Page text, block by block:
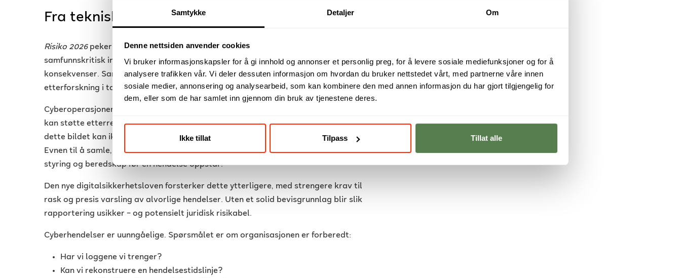
Samtykke Detaljer Om
Denne nettsiden anvender cookies
Vi bruker informasjonskapsler for å gi innhold og annonser et personlig preg, for å levere sosiale mediefunksjoner og for å
analysere trafikken vår. Vi deler dessuten informasjon om hvordan du bruker nettstedet vårt, med partnerne våre innen
sosiale medier, annonsering og analysearbeid, som kan kombinere den med annen informasjon du har gjort tilgjengelig for
dem, eller som de har samlet inn gjennom din bruk av tjenestene deres.
Ikke tillat Tilpass Tillat alle
Fra teknisk disiplin til strategisk beredskap
Risiko 2026peker på økt sårbarhet innen energi, vann, transport og annen
samfunnskritisk infrastruktur. I slike miljøer kan digitale hendelser få fysiske
konsekvenser. Samtidig er mange operative teknologisystemer aldri utviklet med
etterforskning i tankene, noe som gjør synligheten lav og bevisinnsamling krevende.
Cyberoperasjoner inngår dessuten i bredere hybride strategier, der digitale innbrudd
kan støtte etterretning, påvirkningsoperasjoner eller forberedelser til sabotasje. I
dette bildet kan ikke forebygging og respons behandles som separate funksjoner.
Evnen til å samle, bevare og analysere digitale bevis må bygges inn i virksomhetens
styring og beredskap før en hendelse oppstår.
Den nye digitalsikkerhetsloven forsterker dette ytterligere, med strengere krav til
rask og presis varsling av alvorlige hendelser. Uten et solid bevisgrunnlag blir slik
rapportering usikker – og potensielt juridisk risikabel.
Cyberhendelser er uunngåelige. Spørsmålet er om organisasjonen er forberedt:
Har vi loggene vi trenger?
Kan vi rekonstruere en hendelsestidslinje?